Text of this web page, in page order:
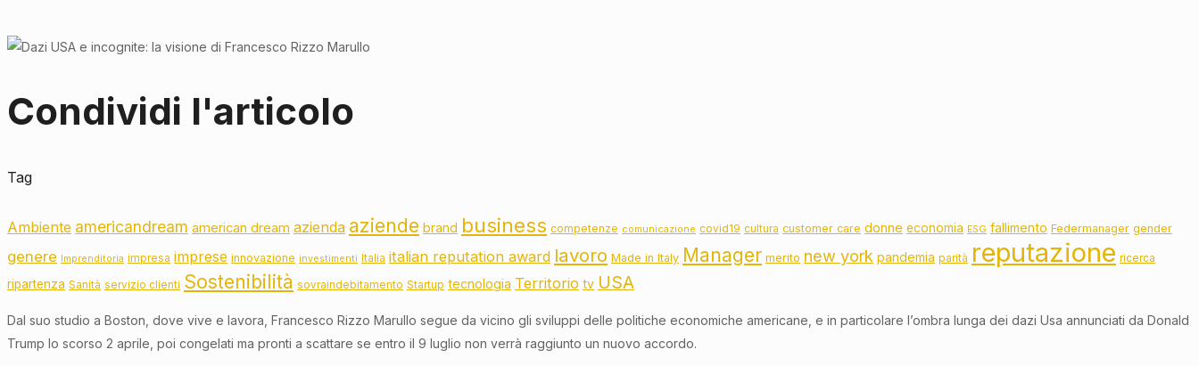
Condividi l'articolo
Tag
Ambiente americandream american dream azienda aziende brand business competenze comunicazione covid19 cultura customer care donne economia ESG fallimento Federmanager gender
genere Imprenditoria impresa imprese innovazione investimenti Italia italian reputation award lavoro Made in Italy Manager merito new york pandemia parità reputazione ricerca
ripartenza Sanità servizio clienti Sostenibilità sovraindebitamento Startup tecnologia Territorio tv USA
Dal suo studio a Boston, dove vive e lavora, Francesco Rizzo Marullo segue da vicino gli sviluppi delle politiche economiche americane, e in particolare l’ombra lunga dei dazi Usa annunciati da Donald
Trump lo scorso 2 aprile, poi congelati ma pronti a scattare se entro il 9 luglio non verrà raggiunto un nuovo accordo.